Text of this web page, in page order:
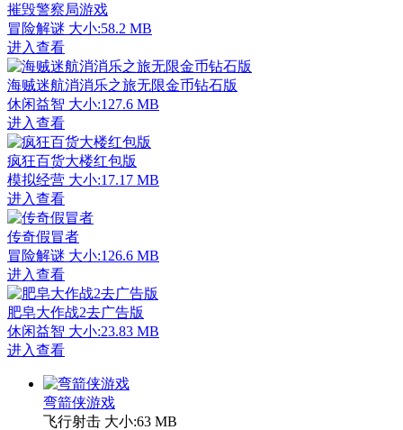
摧毁警察局游戏
冒险解谜 大小:58.2 MB
进入查看
海贼迷航消消乐之旅无限金币钻石版
休闲益智 大小:127.6 MB
进入查看
疯狂百货大楼红包版
模拟经营 大小:17.17 MB
进入查看
传奇假冒者
冒险解谜 大小:126.6 MB
进入查看
肥皂大作战2去广告版
休闲益智 大小:23.83 MB
进入查看
弯箭侠游戏
飞行射击 大小:63 MB